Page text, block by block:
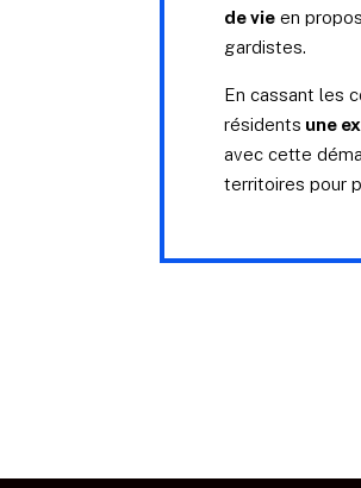
de vie en
gardistes.
En cassant les
résidents une
avec cette
territoires pour